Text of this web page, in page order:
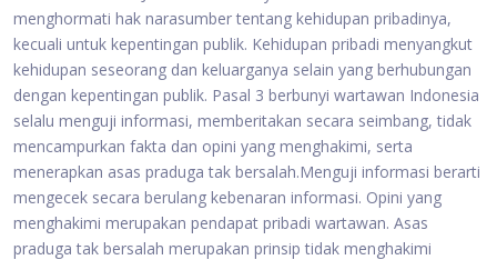
menghormati hak narasumber tentang kehidupan pribadinya,
kecuali untuk kepentingan publik. Kehidupan pribadi menyangkut
kehidupan seseorang dan keluarganya selain yang berhubungan
dengan kepentingan publik. Pasal 3 berbunyi wartawan Indonesia
selalu menguji informasi, memberitakan secara seimbang, tidak
mencampurkan fakta dan opini yang menghakimi, serta
menerapkan asas praduga tak bersalah.Menguji informasi berarti
mengecek secara berulang kebenaran informasi. Opini yang
menghakimi merupakan pendapat pribadi wartawan. Asas
praduga tak bersalah merupakan prinsip tidak menghakimi